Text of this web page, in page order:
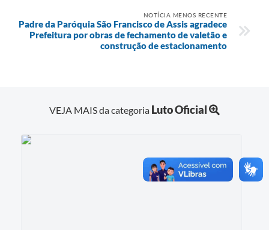
NOTÍCIA MENOS RECENTE
Padre da Paróquia São Francisco de Assis agradece
Prefeitura por obras de fechamento de valetão e
construção de estacionamento
VEJA MAIS da categoria Luto Oficial